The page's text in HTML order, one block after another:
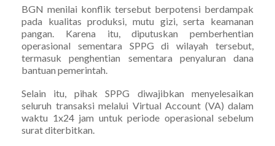
BGN menilai konflik tersebut berpotensi berdampak
pada kualitas produksi, mutu gizi, serta keamanan
pangan. Karena itu, diputuskan pemberhentian
operasional sementara SPPG di wilayah tersebut,
termasuk penghentian sementara penyaluran dana
bantuan pemerintah.
Selain itu, pihak SPPG diwajibkan menyelesaikan
seluruh transaksi melalui Virtual Account (VA) dalam
waktu 1x24 jam untuk periode operasional sebelum
surat diterbitkan.